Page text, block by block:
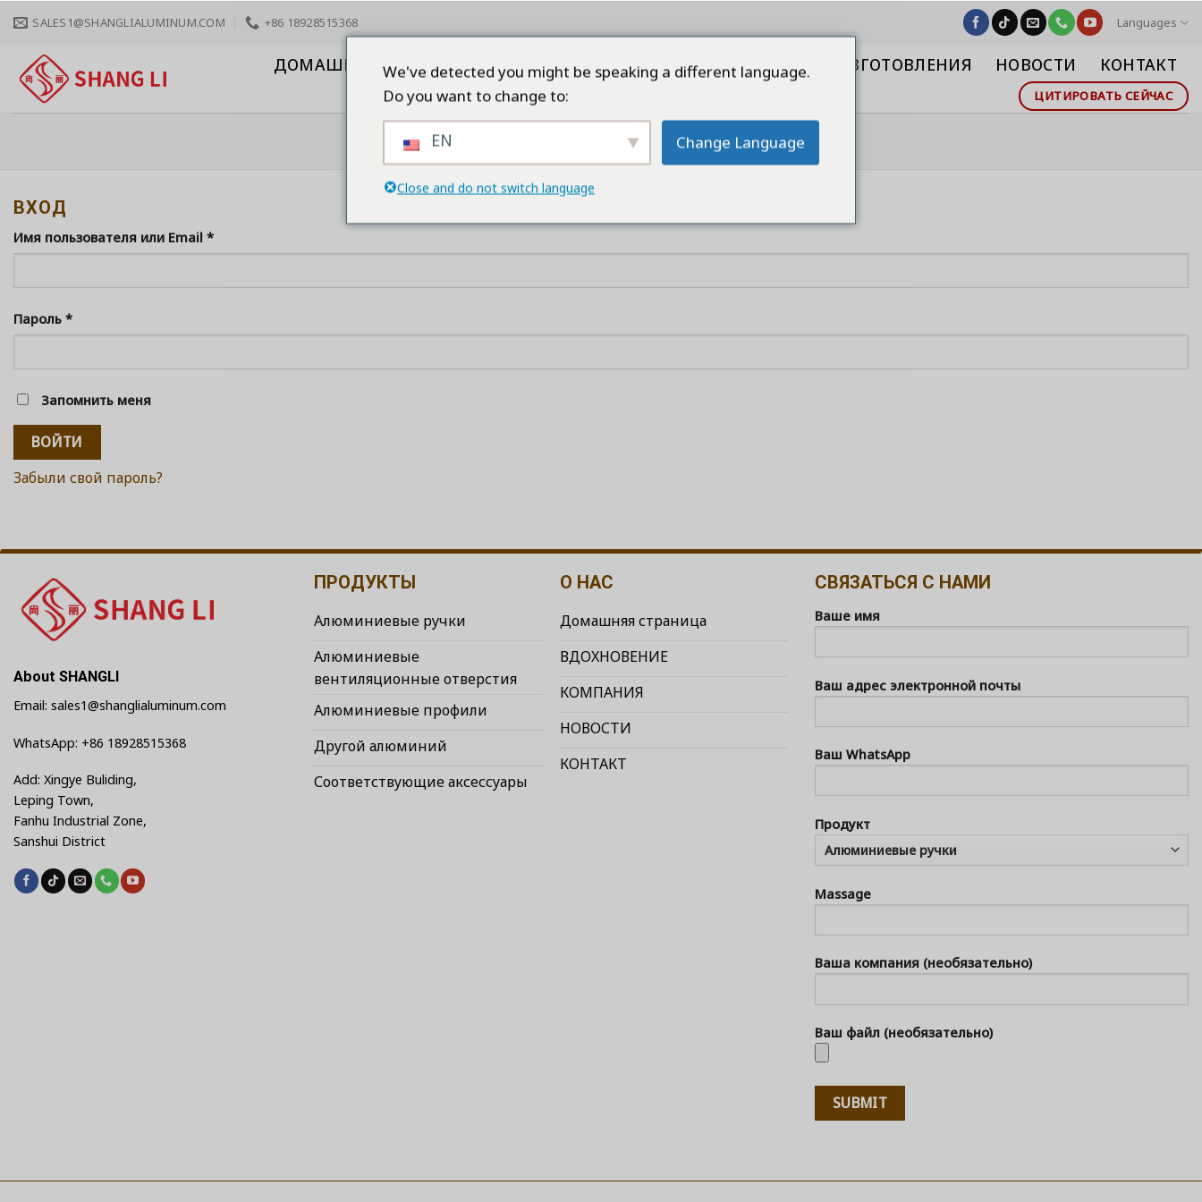
content
SALES1@SHANGLIALUMINUM.COM +86 18928515368 Languages
ДОМАШНЯЯ СТРАНИЦА ПРОДУКТЫ КОМПАНИЯ КАЧЕСТВО ИЗГОТОВЛЕНИЯ НОВОСТИ КОНТАКТ
ЦИТИРОВАТЬ СЕЙЧАС
MY ACCOUNT
ВХОД
Имя пользователя или Email *
Пароль *
Запомнить меня
ВОЙТИ
Забыли свой пароль?
About SHANGLI
Email: sales1@shanglialuminum.com
WhatsApp: +86 18928515368
Add: Xingye Buliding,
Leping Town,
Fanhu Industrial Zone,
Sanshui District
ПРОДУКТЫ
Алюминиевые ручки
Алюминиевые
вентиляционные отверстия
Алюминиевые профили
Другой алюминий
Соответствующие аксессуары
О НАС
Домашняя страница
ВДОХНОВЕНИЕ
КОМПАНИЯ
НОВОСТИ
КОНТАКТ
СВЯЗАТЬСЯ С НАМИ
Ваше имя
Ваш адрес электронной почты
Ваш WhatsApp
Продукт
Massage
Ваша компания (необязательно)
Ваш файл (необязательно)
We've detected you might be speaking a different language.
Do you want to change to:
EN Change Language
Close and do not switch language